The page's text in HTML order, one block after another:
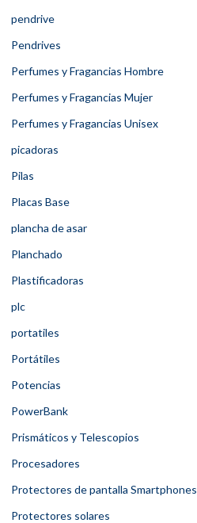
pendrive
Pendrives
Perfumes y Fragancias Hombre
Perfumes y Fragancias Mujer
Perfumes y Fragancias Unisex
picadoras
Pilas
Placas Base
plancha de asar
Planchado
Plastificadoras
plc
portatiles
Portátiles
Potencias
PowerBank
Prismáticos y Telescopios
Procesadores
Protectores de pantalla Smartphones
Protectores solares